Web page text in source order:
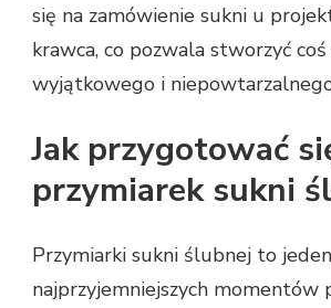
się na zamówienie sukni u
krawca, co pozwala stworzyć
wyjątkowego i
Jak przygotować
przymiarek sukni
Przymiarki sukni ślubnej to
najprzyjemniejszych momentów